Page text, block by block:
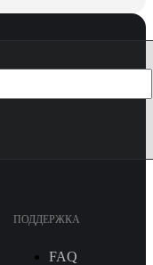
ПОДДЕРЖКА
FAQ